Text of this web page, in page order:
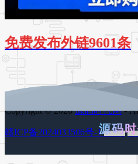
免费发布外链9601条
Copyright © 2026源码时代网-
赣ICP备2024033506号-1百度地图 谷
源码